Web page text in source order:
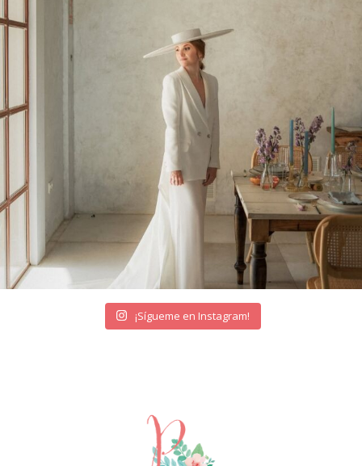
¡Sígueme en Instagram!